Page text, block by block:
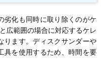
劣化も同時に取り除くのがケ
広範囲の場合に対応するケレ
ります。ディスクサンダーや
具を使用するため、時間を要